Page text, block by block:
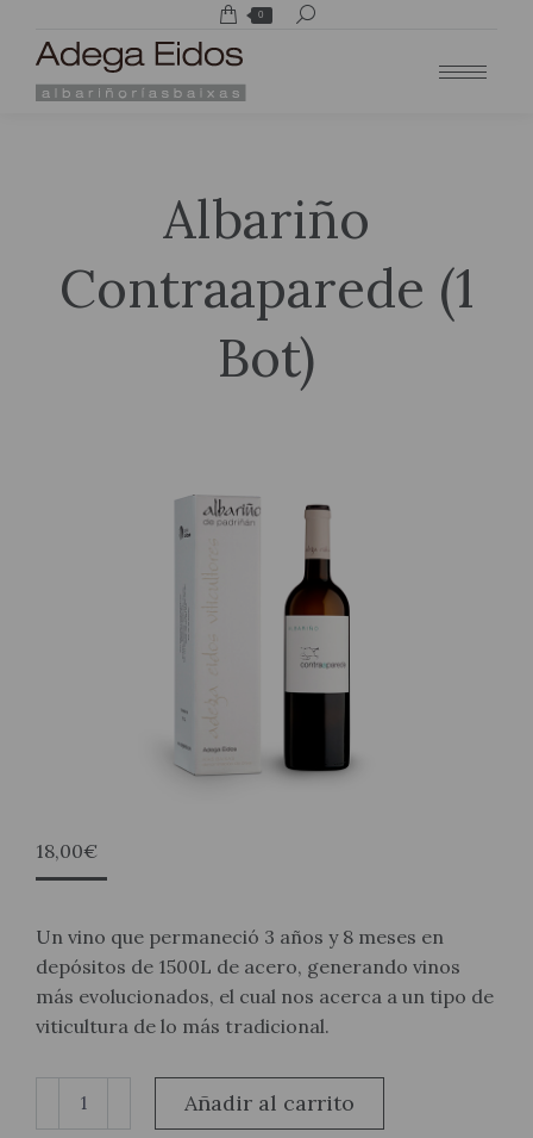
0 Buscar:
Albariño
Contraaparede (1
Bot)
18,00€
Un vino que permaneció 3 años y 8 meses en
depósitos de 1500L de acero, generando vinos
más evolucionados, el cual nos acerca a un tipo de
viticultura de lo más tradicional.
Albariño
Añadir al carrito